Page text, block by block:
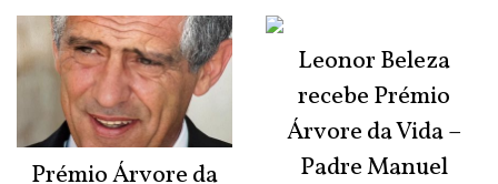
Prémio Árvore da
Leonor Beleza
recebe Prémio
Árvore da Vida –
Padre Manuel